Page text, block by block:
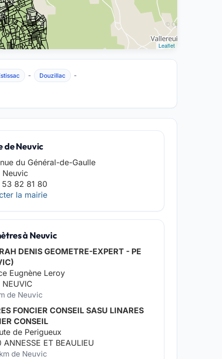
Leaflet
- Douzillac -
de Neuvic
du Général-de-Gaulle
Neuvic
82 81 80
la mairie
à Neuvic
DENIS GEOMETRE-EXPERT - PE
Eugnène Leroy
de Neuvic
FONCIER CONSEIL SASU LINARES
CONSEIL
de Perigueux
ET BEAULIEU
de Neuvic